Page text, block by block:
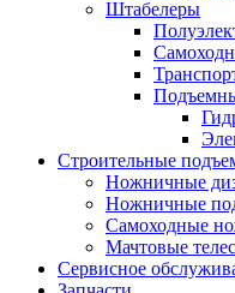
Штабелеры
Строительные
Ножничные
Ножничные
Самоходные
Мачтовые
Сервисное